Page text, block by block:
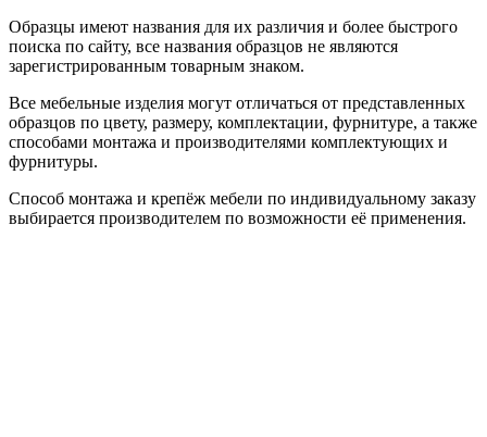
Образцы имеют названия для их различия и более быстрого
поиска по сайту, все названия образцов не являются
зарегистрированным товарным знаком.
Все мебельные изделия могут отличаться от представленных
образцов по цвету, размеру, комплектации, фурнитуре, а также
способами монтажа и производителями комплектующих и
фурнитуры.
Способ монтажа и крепёж мебели по индивидуальному заказу
выбирается производителем по возможности её применения.